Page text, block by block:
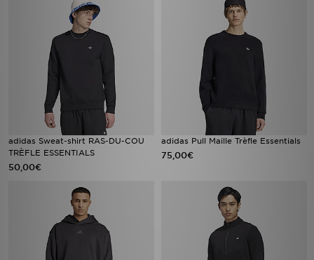
adidas Sweat-shirt RAS-DU-COU
TRÈFLE ESSENTIALS
50,00€
adidas Pull Maille Trèfle Essentials
75,00€